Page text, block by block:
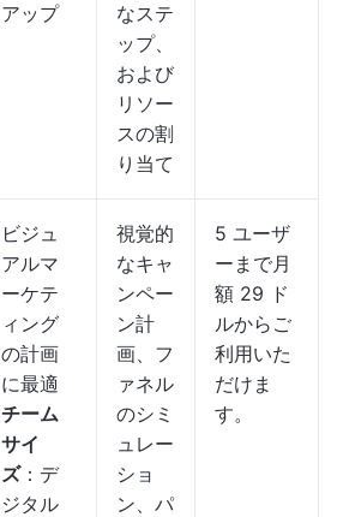
アップ
なステ
ップ、
および
リソー
スの割
り当て
ビジュ
アルマ
ーケテ
ィング
の計画
に最適
チーム
サイ
ズ：デ
ジタル
視覚的
なキャ
ンペー
ン計
画、フ
ァネル
のシミ
ュレー
ショ
ン、パ
5 ユーザ
ーまで月
額 29 ド
ルからご
利用いた
だけま
す。